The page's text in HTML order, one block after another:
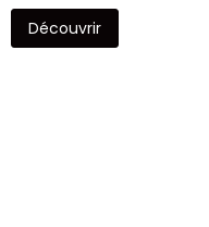
Découvrir